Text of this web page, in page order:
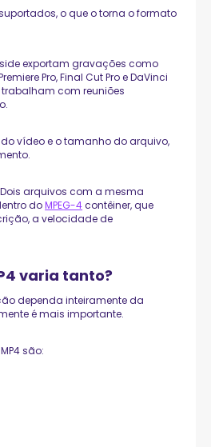
o que o torna o formato
exportam gravações como
Pro, Final Cut Pro e DaVinci
trabalham com reuniões
vídeo e o tamanho do arquivo,
arquivos com a mesma
doMPEG-4contêiner, que
a velocidade de
varia tanto?
dependa inteiramente da
é mais importante.
são: